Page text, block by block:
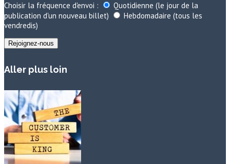
Choisir la fréquence d'envoi :
Quotidienne (le jour de la
publication d'un nouveau billet)
Hebdomadaire (tous les
vendredis)
Aller plus loin